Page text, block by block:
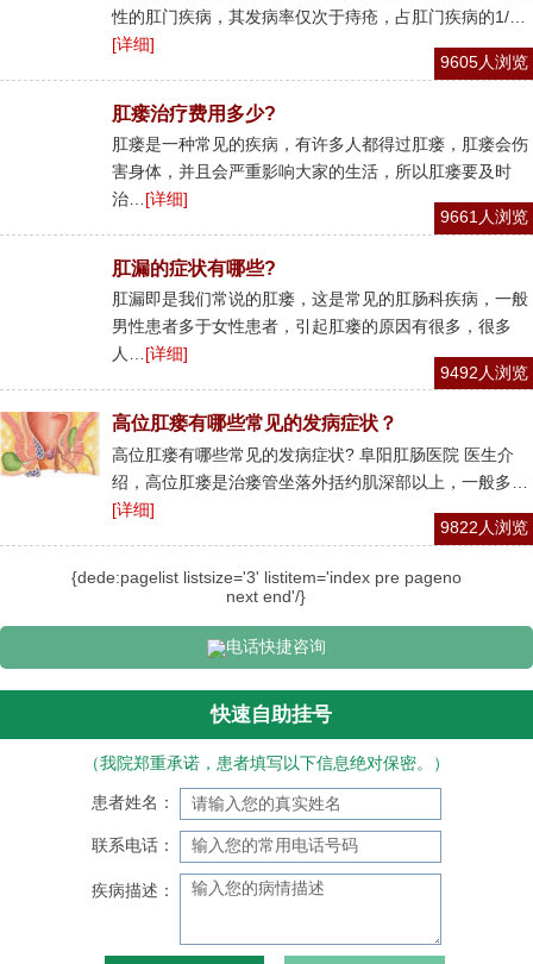
性的肛门疾病，其发病率仅次于痔疮，占肛门疾病的1/…
[详细]
9605人浏览
肛瘘治疗费用多少?
肛瘘是一种常见的疾病，有许多人都得过肛瘘，肛瘘会伤
害身体，并且会严重影响大家的生活，所以肛瘘要及时
治… [详细]
9661人浏览
肛漏的症状有哪些?
肛漏即是我们常说的肛瘘，这是常见的肛肠科疾病，一般
男性患者多于女性患者，引起肛瘘的原因有很多，很多
人…[详细]
9492人浏览
高位肛瘘有哪些常见的发病症状？
高位肛瘘有哪些常见的发病症状? 阜阳肛肠医院 医生介
绍，高位肛瘘是治瘘管坐落外括约肌深部以上，一般多…
[详细]
9822人浏览
{dede:pagelist listsize='3' listitem='index pre pageno
next end'/}
电话快捷咨询
快速自助挂号
（我院郑重承诺，患者填写以下信息绝对保密。）
患者姓名：
联系电话：
疾病描述：